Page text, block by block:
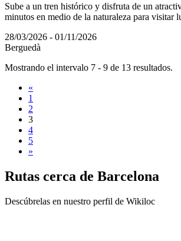
Sube a un tren histórico y disfruta de un
minutos en medio de la naturaleza para visitar
28/03/2026 - 01/11/2026
Berguedà
Mostrando el intervalo 7 - 9 de 13 resultados.
«
1
2
3
4
5
»
Rutas cerca de Barcelona
Descúbrelas en nuestro perfil de Wikiloc